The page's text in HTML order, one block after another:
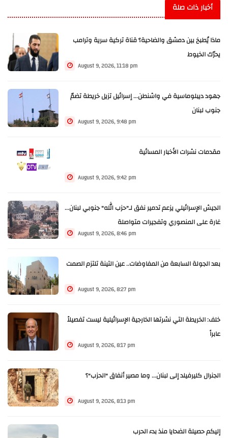
أخبار ذات صلة
ماذا يُطبخ بين دمشق والضاحية؟ قناة تركية سرية وترامب
يحرّك الخيوط
August 9, 2026, 11:18 pm
جهود ديبلوماسية في واشنطن... إسرائيل تزيل خريطة تضمّ
جنوب لبنان
August 9, 2026, 9:48 pm
مقدمات نشرات الأخبار المسائية
August 9, 2026, 9:42 pm
الجيش الإسرائيلي يزعم تدمير نفق لـ"حزب الله" جنوبي لبنان...
غارة على المنصوري وتفجيرات متواصلة
August 9, 2026, 8:46 pm
بعد الجولة السابعة من المفاوضات.. عين التينة تلتزم الصمت
August 9, 2026, 8:27 pm
خلف: الخريطة التي نشرتها الخارجية الإسرائيلية ليست تفصيلاً
عابراً
August 9, 2026, 8:17 pm
الجنرال كليرفيلد إلى لبنان... وما مصير أنفاق "الحزب"؟
August 9, 2026, 8:13 pm
إليكم حصيلة الضحايا منذ بدء الحرب